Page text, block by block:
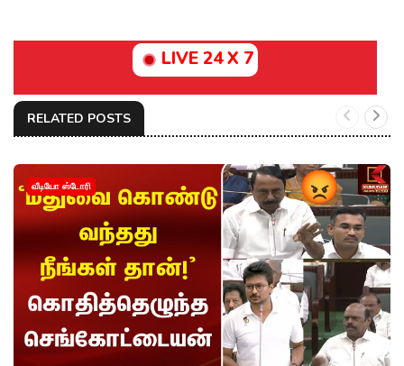
LIVE 24 X 7
RELATED POSTS
வீடியோ ஸ்டோரி